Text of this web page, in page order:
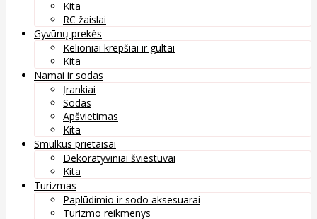
Kita
RC žaislai
Gyvūnų prekės
Kelioniai krepšiai ir gultai
Kita
Namai ir sodas
Įrankiai
Sodas
Apšvietimas
Kita
Smulkūs prietaisai
Dekoratyviniai šviestuvai
Kita
Turizmas
Paplūdimio ir sodo aksesuarai
Turizmo reikmenys